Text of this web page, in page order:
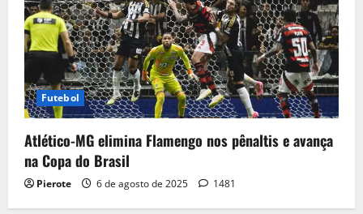
Futebol
Atlético-MG elimina Flamengo nos pênaltis e avança
na Copa do Brasil
Pierote 6 de agosto de 2025 1481